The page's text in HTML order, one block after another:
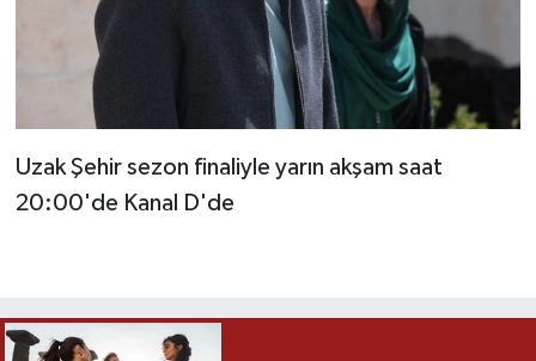
Uzak Şehir sezon finaliyle yarın akşam saat
20:00'de Kanal D'de